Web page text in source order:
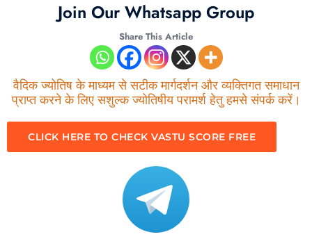
Join Our Whatsapp Group
Share This Article
वैदिक ज्योतिष के माध्यम से सटीक मार्गदर्शन और व्यक्तिगत समाधान
प्राप्त करने के लिए सशुल्क ज्योतिषीय परामर्श हेतु हमसे संपर्क करें।
CLICK HERE TO CHECK VASTU SCORE FREE